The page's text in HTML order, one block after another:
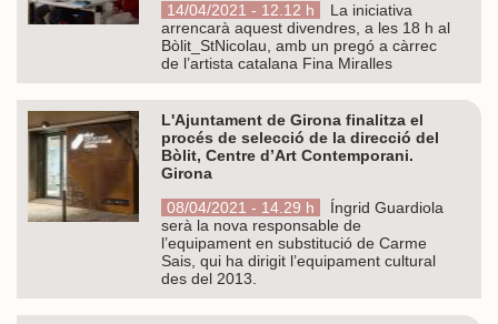
14/04/2021 - 12.12 h
La iniciativa
arrencarà aquest divendres, a les 18 h al
Bòlit_StNicolau, amb un pregó a càrrec
de l’artista catalana Fina Miralles
L'Ajuntament de Girona finalitza el
procés de selecció de la direcció del
Bòlit, Centre d’Art Contemporani.
Girona
08/04/2021 - 14.29 h
Íngrid Guardiola
serà la nova responsable de
l’equipament en substitució de Carme
Sais, qui ha dirigit l’equipament cultural
des del 2013.